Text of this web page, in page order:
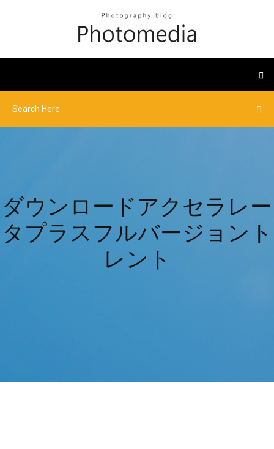
ダウンロードアクセラレー
タプラスフルバージョント
レント